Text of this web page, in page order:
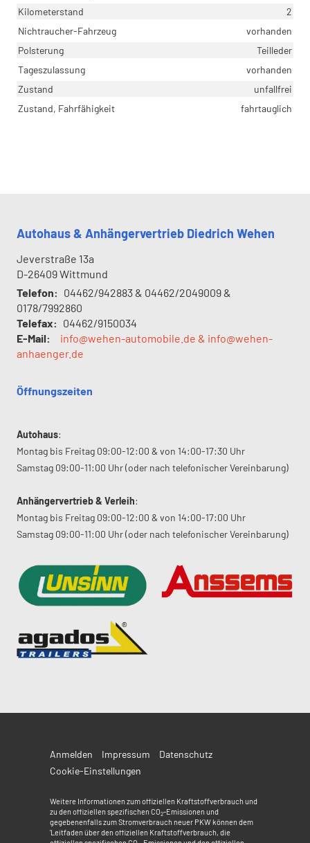
Kilometerstand
2
Nichtraucher-Fahrzeug
vorhanden
Polsterung
Teilleder
Tageszulassung
vorhanden
Zustand
unfallfrei
Zustand, Fahrfähigkeit
fahrtauglich
Autohaus & Anhängervertrieb Diedrich Wehen
Jeverstraße 13a
D-26409Wittmund
Telefon: 04462/942883 & 04462/2049009 &
0178/7992860
Telefax: 04462/9150034
E-Mail:
info@wehen-automobile.de & info@wehen-
anhaenger.de
Öffnungszeiten
Autohaus:
Montag bis Freitag 09:00-12:00 & von 14:00-17:30 Uhr
Samstag 09:00-11:00 Uhr (oder nach telefonischer Vereinbarung)
Anhängervertrieb & Verleih:
Montag bis Freitag 09:00-12:00 & von 14:00-17:00 Uhr
Samstag 09:00-11:00 Uhr (oder nach telefonischer Vereinbarung)
Anmelden Impressum
Datenschutz
Cookie-Einstellungen
Weitere Informationen zum offiziellen Kraftstoffverbrauch und
zu den offiziellen spezifischen CO2-Emissionen und
gegebenenfalls zum Stromverbrauch neuer PKW können dem
'Leitfaden über den offiziellen Kraftstoffverbrauch, die